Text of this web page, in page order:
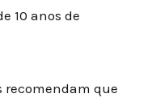
10 anos de
recomendam que